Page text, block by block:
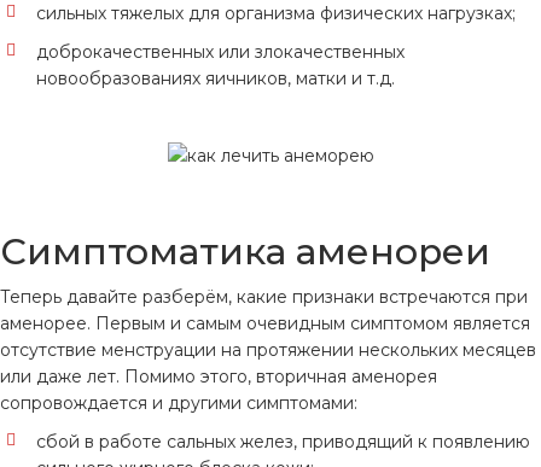
сильных тяжелых для организма физических нагрузках;
доброкачественных или злокачественных
новообразованиях яичников, матки и т.д.
Симптоматика аменореи
Теперь давайте разберём, какие признаки встречаются при
аменорее. Первым и самым очевидным симптомом является
отсутствие менструации на протяжении нескольких месяцев
или даже лет. Помимо этого, вторичная аменорея
сопровождается и другими симптомами:
сбой в работе сальных желез, приводящий к появлению